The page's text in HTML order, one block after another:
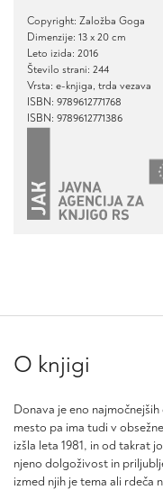
Copyright: Založba Goga
Dimenzije: 13 x 20 cm
Leto izida: 2016
Število strani: 244
Vrsta: e-knjiga, trda vezava
ISBN: 9789612771768
ISBN: 9789612771386
O knjigi
Donava je eno
mesto pa ima tudi v
izšla leta 1981, in od takrat
njeno dolgoživost in
izmed njih je tema ali rdeča